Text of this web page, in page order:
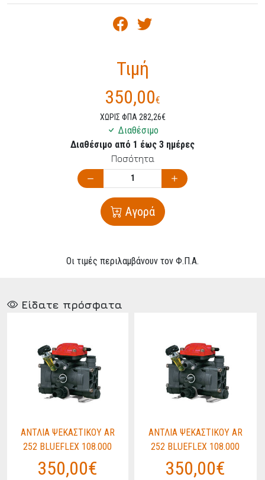
Τιμή
350,00€
ΧΩΡΙΣ ΦΠΑ 282,26€
Διαθέσιμο
Διαθέσιμο από 1 έως 3 ημέρες
Ποσότητα
Αγορά
Οι τιμές περιλαμβάνουν τον Φ.Π.Α.
Είδατε πρόσφατα
ΑΝΤΛΙΑ ΨΕΚΑΣΤΙΚΟΥ AR
252 BLUEFLEX 108.000
350,00€
ΑΝΤΛΙΑ ΨΕΚΑΣΤΙΚΟΥ AR
252 BLUEFLEX 108.000
350,00€